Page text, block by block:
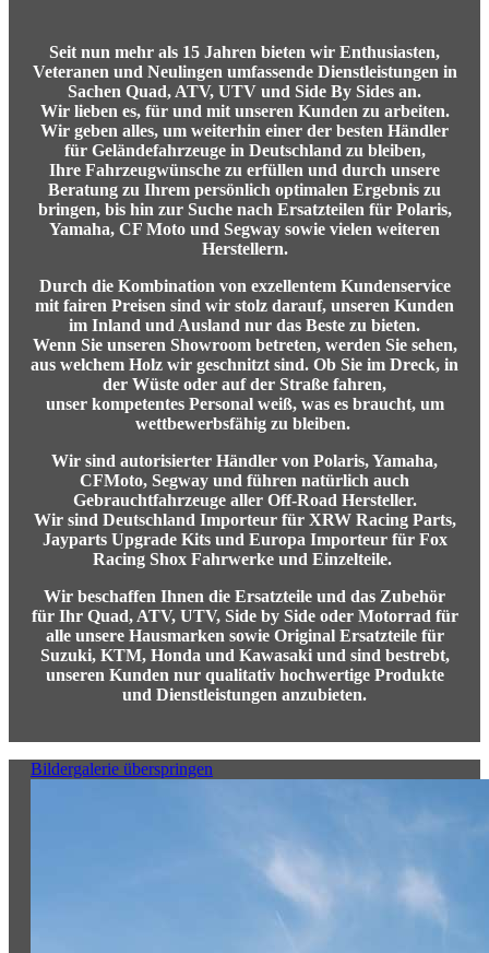
Seit nun mehr als 15 Jahren bieten wir Enthusiasten,
Veteranen und Neulingen umfassende Dienstleistungen in
Sachen Quad, ATV, UTV und Side By Sides an.
Wir lieben es, für und mit unseren Kunden zu arbeiten.
Wir geben alles, um weiterhin einer der besten Händler
für Geländefahrzeuge in Deutschland zu bleiben,
Ihre Fahrzeugwünsche zu erfüllen und durch unsere
Beratung zu Ihrem persönlich optimalen Ergebnis zu
bringen, bis hin zur Suche nach Ersatzteilen für Polaris,
Yamaha, CF Moto und Segway sowie vielen weiteren
Herstellern.
Durch die Kombination von exzellentem Kundenservice
mit fairen Preisen sind wir stolz darauf, unseren Kunden
im Inland und Ausland nur das Beste zu bieten.
Wenn Sie unseren Showroom betreten, werden Sie sehen,
aus welchem Holz wir geschnitzt sind. Ob Sie im Dreck, in
der Wüste oder auf der Straße fahren,
unser kompetentes Personal weiß, was es braucht, um
wettbewerbsfähig zu bleiben.
Wir sind autorisierter Händler von Polaris, Yamaha,
CFMoto, Segway und führen natürlich auch
Gebrauchtfahrzeuge aller Off-Road Hersteller.
Wir sind Deutschland Importeur für XRW Racing Parts,
Jayparts Upgrade Kits und Europa Importeur für Fox
Racing Shox Fahrwerke und Einzelteile.
Wir beschaffen Ihnen die Ersatzteile und das Zubehör
für Ihr Quad, ATV, UTV, Side by Side oder Motorrad für
alle unsere Hausmarken sowie Original Ersatzteile für
Suzuki, KTM, Honda und Kawasaki und sind bestrebt,
unseren Kunden nur qualitativ hochwertige Produkte
und Dienstleistungen anzubieten.
Bildergalerie überspringen